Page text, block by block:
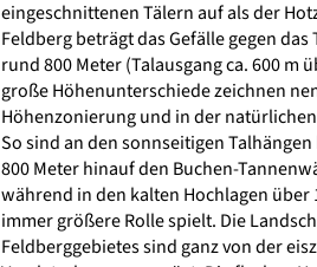
eingeschnittenen Tälern auf als der
Feldberg beträgt das Gefälle gegen das
rund 800 Meter (Talausgang ca. 600 m
große Höhenunterschiede zeichnen
Höhenzonierung und in der
So sind an den sonnseitigen
800 Meter hinauf den Buchen-
während in den kalten Hochlagen über
immer größere Rolle spielt. Die
Feldberggebietes sind ganz von der